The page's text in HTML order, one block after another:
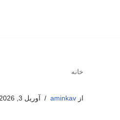
خانه
ازaminkav آوریل 3, 2026